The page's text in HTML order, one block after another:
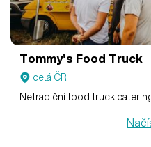
Tommy's Food Truck
celá ČR
Netradiční food truck